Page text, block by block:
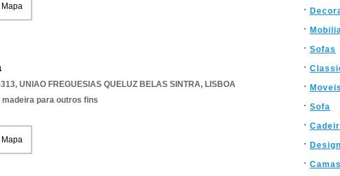
Mapa
, UNIAO FREGUESIAS QUELUZ BELAS SINTRA, LISBOA
para outros fins
Mapa
Sofas
Sofa